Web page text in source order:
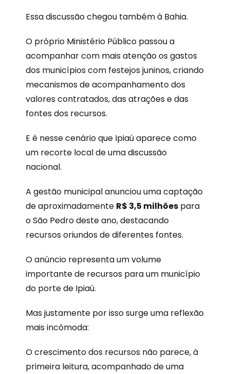
Essa discussão chegou também à Bahia.
O próprio Ministério Público passou a
acompanhar com mais atenção os gastos
dos municípios com festejos juninos, criando
mecanismos de acompanhamento dos
valores contratados, das atrações e das
fontes dos recursos.
E é nesse cenário que Ipiaú aparece como
um recorte local de uma discussão
nacional.
A gestão municipal anunciou uma captação
de aproximadamente R$ 3,5 milhões para
o São Pedro deste ano, destacando
recursos oriundos de diferentes fontes.
O anúncio representa um volume
importante de recursos para um município
do porte de Ipiaú.
Mas justamente por isso surge uma reflexão
mais incômoda:
O crescimento dos recursos não parece, à
primeira leitura, acompanhado de uma